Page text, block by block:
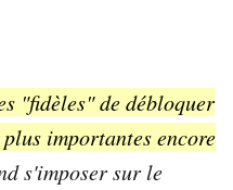
"fidèles" de débloquer
importantes encore
s'imposer sur le